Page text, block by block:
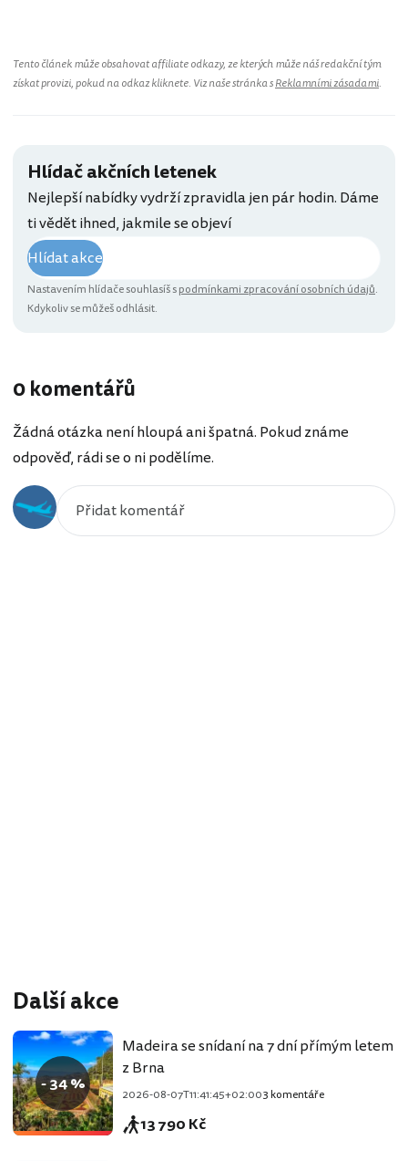
Tento článek může obsahovat affiliate odkazy, ze kterých může náš redakční tým
získat provizi, pokud na odkaz kliknete. Viz naše stránka sReklamními zásadami.
Hlídač akčních letenek
Nejlepší nabídky vydrží zpravidla jen pár hodin. Dáme
ti vědět ihned, jakmile se objeví
Hlídat akce
Nastavením hlídače souhlasíš spodmínkami zpracování osobních údajů.
Kdykoliv se můžeš odhlásit.
0 komentářů
Žádná otázka není hloupá ani špatná. Pokud známe
odpověď, rádi se o ni podělíme.
Další akce
- 34 %
Madeira se snídaní na 7 dní přímým letem
z Brna
2026-08-07T11:41:45+02:003 komentáře
13 790 Kč